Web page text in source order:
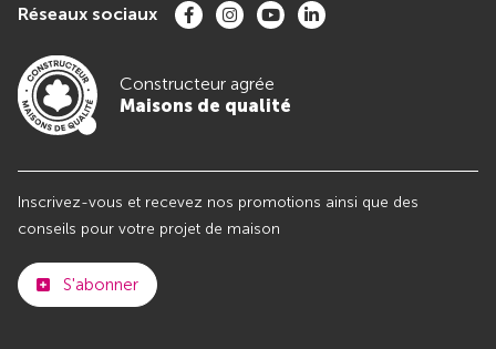
Réseaux sociaux
Constructeur agrée
Maisons de qualité
Inscrivez-vous et recevez nos promotions ainsi que des
conseils pour votre projet de maison
S'abonner